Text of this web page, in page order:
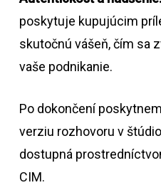
poskytuje kupujúcim
skutočnú vášeň, čím sa
vaše podnikanie.
Po dokončení
verziu rozhovoru v
dostupná
CIM.